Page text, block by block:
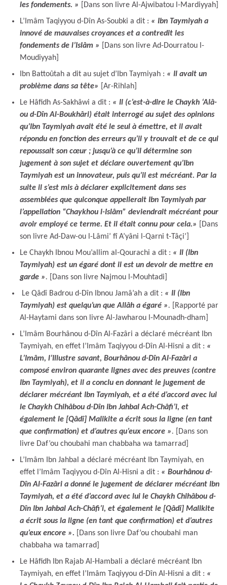
les fondements. »
[Dans son livre Al-Ajwibatou l-Mardiyyah]
L’Imâm Taqiyyou d-Dîn As-Soubki a dit : « Ibn Taymiyah a
innové de mauvaises croyances et a contredit les
fondements de l’Islâm »
[Dans son livre Ad-Dourratou l-
Moudiyyah]
Ibn Battoûtah a dit au sujet d’Ibn Taymiyah : « Il avait un
problème dans sa tête»
[Ar-Rihlah]
Le Hâfidh As-Sakhâwi a dit : « Il (c’est-à-dire le Chaykh ‘Alâ-
ou d-Dîn Al-Boukhâri) était interrogé au sujet des opinions
qu’Ibn Taymiyah avait été le seul à émettre, et il avait
répondu en fonction des erreurs qu’il y trouvait et de ce qui
repoussait son cœur ; jusqu’à ce qu’il détermine son
jugement à son sujet et déclare ouvertement qu’Ibn
Taymiyah est un innovateur, puis qu’il est mécréant. Par la
suite il s’est mis à déclarer explicitement dans ses
assemblées que quiconque appellerait Ibn Taymiyah par
l’appellation “Chaykhou l-Islâm” deviendrait mécréant pour
avoir employé ce terme. Et il était connu pour cela.»
[Dans
son livre Ad-Daw-ou l-Lâmi’ fî A’yâni l-Qarni t-Tâçi’]
Le Chaykh Ibnou Mou’allim al-Qourachi a dit : « Il (Ibn
Taymiyah) est un égaré dont il est un devoir de mettre en
garde ». [Dans son livre Najmou l-Mouhtadi]
Le Qâdî Badrou d-Dîn Ibnou Jamâ’ah a dit : « Il (Ibn
Taymiyah) est quelqu’un que Allâh a égaré ». [Rapporté par
Al-Haytami dans son livre Al-Jawharou l-Mounadh-dham]
L’Imâm Bourhânou d-Dîn Al-Fazâri a déclaré mécréant Ibn
Taymiyah, en effet l’Imâm Taqiyyou d-Dîn Al-Hisni a dit : «
L’Imâm, l’Illustre savant, Bourhânou d-Dîn Al-Fazâri a
composé environ quarante lignes avec des preuves (contre
Ibn Taymiyah), et il a conclu en donnant le jugement de
déclarer mécréant Ibn Taymiyah, et a été d’accord avec lui
le Chaykh Chihâbou d-Dîn Ibn Jahbal Ach-Châfi’i, et
également le [Qâdî] Malikite a écrit sous la ligne (en tant
que confirmation) et d’autres qu’eux encore ». [Dans son
livre Daf’ou choubahi man chabbaha wa tamarrad]
L’Imâm Ibn Jahbal a déclaré mécréant Ibn Taymiyah, en
effet l’Imâm Taqiyyou d-Dîn Al-Hisni a dit : « Bourhânou d-
Dîn Al-Fazâri a donné le jugement de déclarer mécréant Ibn
Taymiyah, et a été d’accord avec lui le Chaykh Chihâbou d-
Dîn Ibn Jahbal Ach-Châfi’i, et également le [Qâdî] Malikite
a écrit sous la ligne (en tant que confirmation) et d’autres
qu’eux encore ». [Dans son livre Daf’ou choubahi man
chabbaha wa tamarrad]
Le Hâfidh Ibn Rajab Al-Hambali a déclaré mécréant Ibn
Taymiyah, en effet l’Imâm Taqiyyou d-Dîn Al-Hisni a dit : «